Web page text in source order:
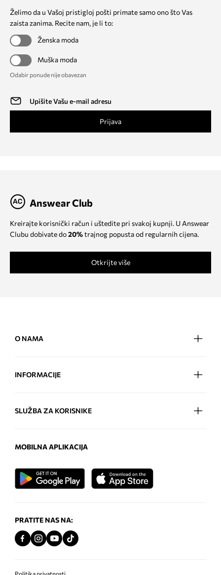
Želimo da u Vašoj pristigloj pošti primate samo ono što Vas
zaista zanima. Recite nam, je li to:
Ženska moda
Muška moda
Odabir ponude nije obavezan
Prijava
Answear Club
Kreirajte korisnički račun i uštedite pri svakoj kupnji. U Answear
Clubu dobivate do20%trajnog popusta od regularnih cijena.
Otkrijte više
O NAMA
INFORMACIJE
SLUŽBA ZA KORISNIKE
MOBILNA APLIKACIJA
PRATITE NAS NA: